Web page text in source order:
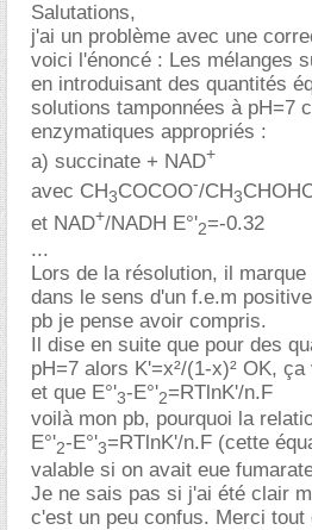
Salutations,
j'ai un problème avec une
voici l'énoncé : Les mélanges
en introduisant des quantités
solutions tamponnées à pH=7
enzymatiques appropriés :
a) succinate + NAD+
avec CH3COCOO-/CH3
et NAD+/NADH E°'2=-0.32
...
Lors de la résolution, il
dans le sens d'un f.e.m
pb je pense avoir compris.
Il dise en suite que pour des
pH=7 alors K'=x²/(1-x)² OK, ça
et que E°'3-E°'2=RTlnK'/n.F
voilà mon pb, pourquoi la
E°'2-E°'3=RTlnK'/n.F (cette
valable si on avait eue
Je ne sais pas si j'ai été clair
c'est un peu confus. Merci tout